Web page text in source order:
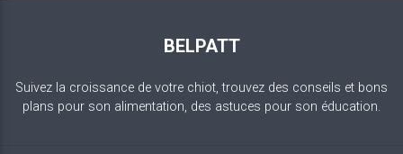
BELPATT
Suivez la croissance de votre chiot, trouvez des conseils et bons
plans pour son alimentation, des astuces pour son éducation.